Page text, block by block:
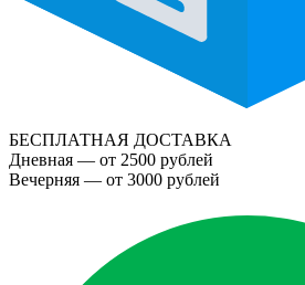
БЕСПЛАТНАЯ ДОСТАВКА
Дневная — от 2500 рублей
Вечерняя — от 3000 рублей